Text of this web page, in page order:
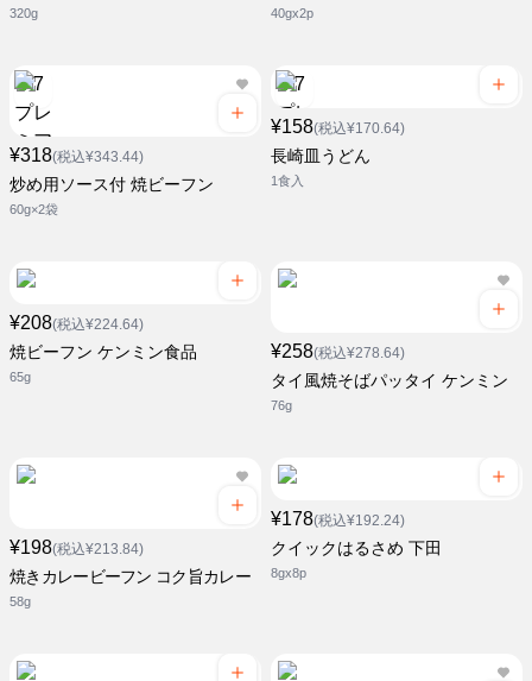
320g 40gx2p
¥318(税込¥343.44)
炒め用ソース付 焼ビーフン
60g×2袋
¥158(税込¥170.64)
長崎皿うどん
1食入
¥208(税込¥224.64)
焼ビーフン ケンミン食品
65g
¥258(税込¥278.64)
タイ風焼そばパッタイ ケンミン
76g
¥198(税込¥213.84)
焼きカレービーフン コク旨カレー
58g
¥178(税込¥192.24)
クイックはるさめ 下田
8gx8p